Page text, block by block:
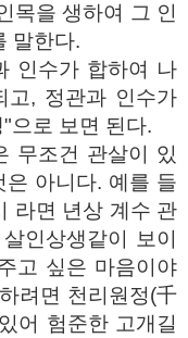
목을 생하여 그 인
말한다.
인수가 합하여 나
고, 정관과 인수가
으로 보면 된다.
무조건 관살이 있
은 아니다. 예를 들
라면 년상 계수 관
인상생같이 보이
고 싶은 마음이야
려면 천리원정(千
어 험준한 고개길